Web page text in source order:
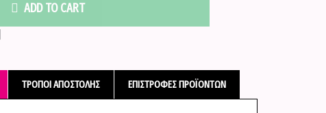
ADD TO CART
ΤΡΌΠΟΙ ΑΠΟΣΤΟΛΉΣ ΕΠΙΣΤΡΟΦΈΣ ΠΡΟΪΌΝΤΩΝ